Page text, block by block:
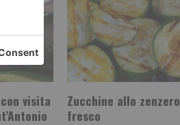
visita
Zucchine allo zenzero
fresco